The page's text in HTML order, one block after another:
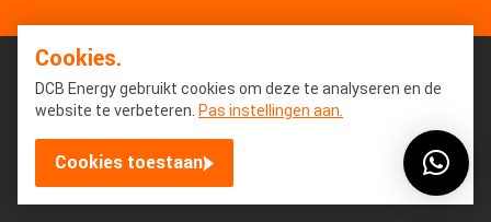
© Copyright 2026 DCB Energy. All Rights Reserved.
Cookies.
DCB Energy gebruikt cookies om deze te analyseren en de
website te verbeteren. Pas instellingen aan.
Cookies toestaan